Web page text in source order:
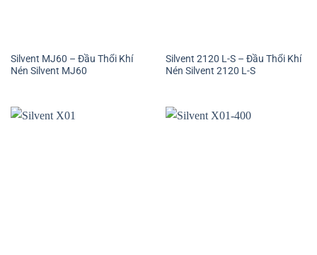
Silvent MJ60 – Đầu Thổi Khí
Nén Silvent MJ60
Silvent 2120 L-S – Đầu Thổi Khí
Nén Silvent 2120 L-S